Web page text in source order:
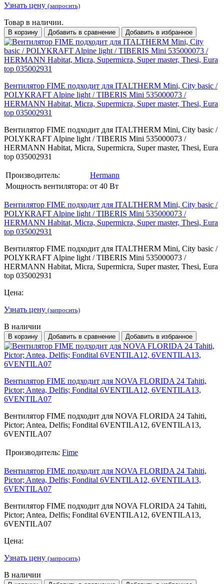
Узнать цену (запросить)
Товар в наличии.
В корзину Добавить в сравнение Добавить в избранное
Вентилятор FIME подходит для ITALTHERM Mini, City basic /
POLYKRAFT Alpine light / TIBERIS Mini 535000073 /
HERMANN Habitat, Micra, Supermicra, Super master, Thesi, Eura
top 035002931
Вентилятор FIME подходит для ITALTHERM Mini, City basic /
POLYKRAFT Alpine light / TIBERIS Mini 535000073 /
HERMANN Habitat, Micra, Supermicra, Super master, Thesi, Eura
top 035002931
Производитель:
Hermann
Мощность вентилятора: от 40 Вт
Вентилятор FIME подходит для ITALTHERM Mini, City basic /
POLYKRAFT Alpine light / TIBERIS Mini 535000073 /
HERMANN Habitat, Micra, Supermicra, Super master, Thesi, Eura
top 035002931
Вентилятор FIME подходит для ITALTHERM Mini, City basic /
POLYKRAFT Alpine light / TIBERIS Mini 535000073 /
HERMANN Habitat, Micra, Supermicra, Super master, Thesi, Eura
top 035002931
Цена:
Узнать цену (запросить)
В наличии
В корзину Добавить в сравнение Добавить в избранное
Вентилятор FIME подходит для NOVA FLORIDA 24 Tahiti,
Pictor; Antea, Delfis; Fondital 6VENTILA12, 6VENTILA13,
6VENTILA07
Вентилятор FIME подходит для NOVA FLORIDA 24 Tahiti,
Pictor; Antea, Delfis; Fondital 6VENTILA12, 6VENTILA13,
6VENTILA07
Производитель: Fime
Вентилятор FIME подходит для NOVA FLORIDA 24 Tahiti,
Pictor; Antea, Delfis; Fondital 6VENTILA12, 6VENTILA13,
6VENTILA07
Вентилятор FIME подходит для NOVA FLORIDA 24 Tahiti,
Pictor; Antea, Delfis; Fondital 6VENTILA12, 6VENTILA13,
6VENTILA07
Цена:
Узнать цену (запросить)
В наличии